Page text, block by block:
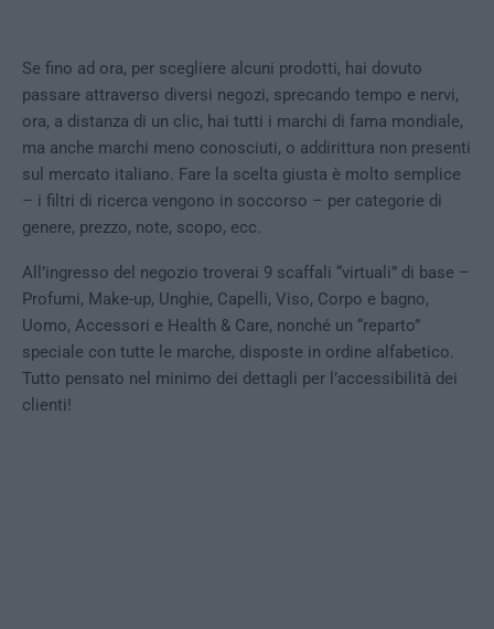
Se fino ad ora, per scegliere alcuni prodotti, hai dovuto
passare attraverso diversi negozi, sprecando tempo e nervi,
ora, a distanza di un clic, hai tutti i marchi di fama mondiale,
ma anche marchi meno conosciuti, o addirittura non presenti
sul mercato italiano. Fare la scelta giusta è molto semplice
– i filtri di ricerca vengono in soccorso – per categorie di
genere, prezzo, note, scopo, ecc.
All’ingresso del negozio troverai 9 scaffali “virtuali” di base –
Profumi, Make-up, Unghie, Capelli, Viso, Corpo e bagno,
Uomo, Accessori e Health & Care, nonché un “reparto”
speciale con tutte le marche, disposte in ordine alfabetico.
Tutto pensato nel minimo dei dettagli per l’accessibilità dei
clienti!